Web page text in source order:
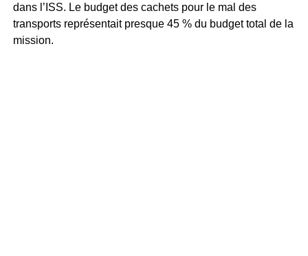
dans l’ISS. Le budget des cachets pour le mal des
transports représentait presque 45 % du budget total de la
mission.